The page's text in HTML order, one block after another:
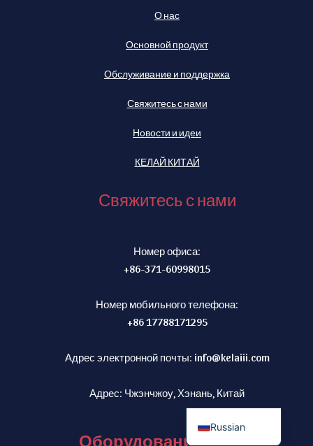
О нас
Основной продукт
Обслуживание и поддержка
Свяжитесь с нами
Новости и идеи
КЕЛАЙ КИТАЙ
Свяжитесь с нами
Номер офиса:
+86-371-60998015
Номер мобильного телефона:
+86 17788171295
Адрес электронной почты: info@kelaiii.com
Адрес: Чжэнчжоу, Хэнань, Китай
Оборудование KELAI®
Russian
Portuguese
Turkish